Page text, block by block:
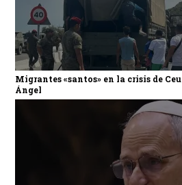
Migrantes «santos» en la crisis de
Ángel